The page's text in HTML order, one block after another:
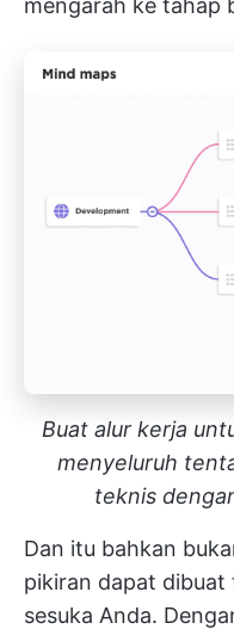
mengarah ke tahap
Buat alur kerja
menyeluruh
teknis
Dan itu bahkan
pikiran dapat
sesuka Anda.